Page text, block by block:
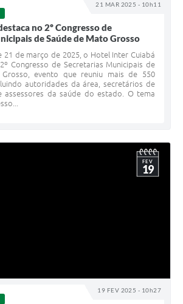
21 MAR 2025 - 10h11
no 2º Congresso de
de Saúde de Mato Grosso
21 de março de 2025, o Hotel Inter Cuiabá
Congresso de Secretarias Municipais de
evento que reuniu mais de 550
autoridades da área, secretários de
assessores da saúde do estado. O tema
19 FEV 2025 - 10h27
FEV
19